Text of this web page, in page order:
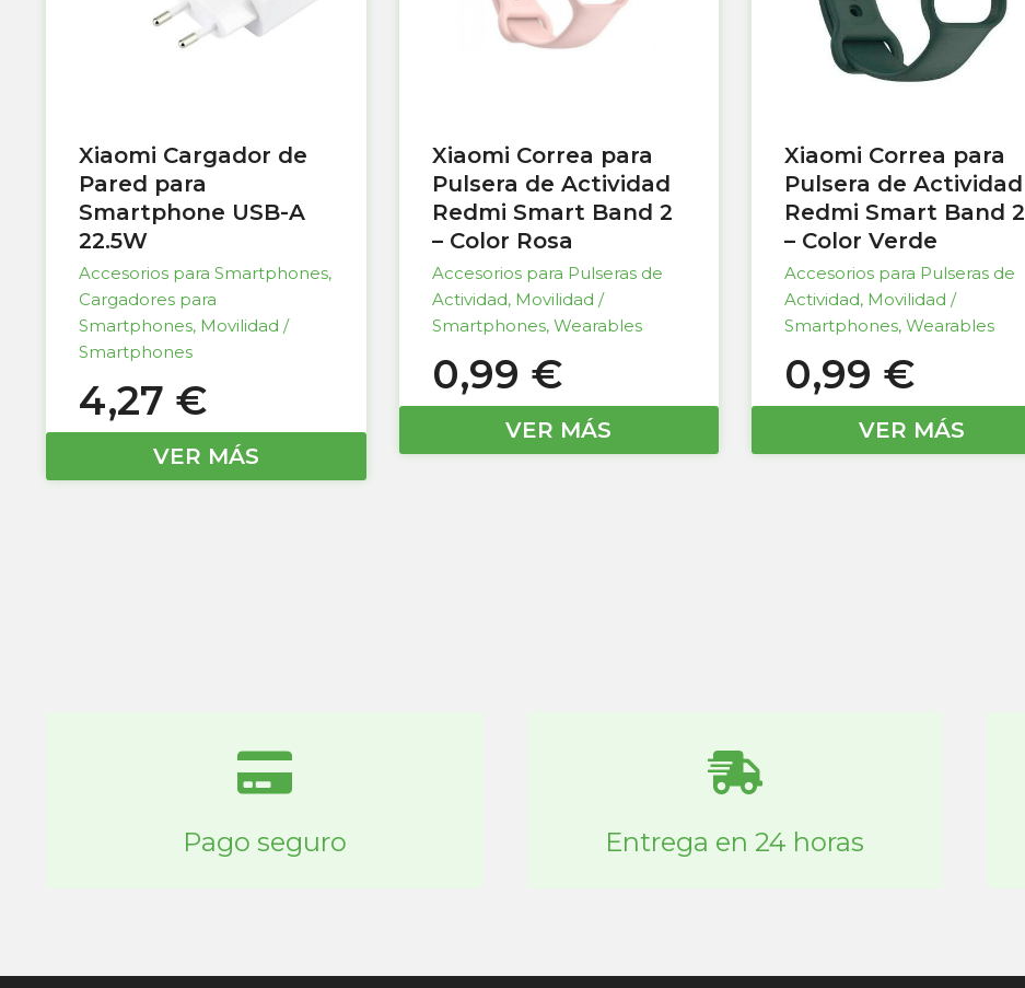
Xiaomi Cargador de
Pared para
Smartphone USB-A
22.5W
Accesorios para Smartphones,
Cargadores para
Smartphones, Movilidad /
Smartphones
4,27 €
VER MÁS
Xiaomi Correa para
Pulsera de Actividad
Redmi Smart Band 2
– Color Rosa
Accesorios para Pulseras de
Actividad, Movilidad /
Smartphones, Wearables
0,99 €
VER MÁS
Xiaomi Correa para
Pulsera de Actividad
Redmi Smart Band 2
– Color Verde
Accesorios para Pulseras de
Actividad, Movilidad /
Smartphones, Wearables
0,99 €
VER MÁS
Pago seguro Entrega en 24 horas